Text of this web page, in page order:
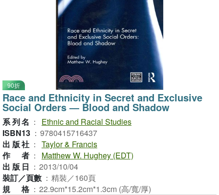
90折
Race and Ethnicity in Secret and Exclusive
Social Orders ― Blood and Shadow
系列名 ：
Ethnic and Racial Studies
ISBN13 ： 9780415716437
出版社 ： Taylor & Francis
作者 ：
Matthew W. Hughey (EDT)
出版日 ： 2013/10/04
裝訂／頁數 ： 精裝／160頁
規格 ： 22.9cm*15.2cm*1.3cm (高/寬/厚)